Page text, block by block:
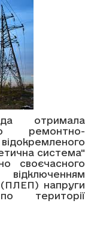
отримала
ремонтно-
система"
своєчасного
(ПЛЕП) напруги
території